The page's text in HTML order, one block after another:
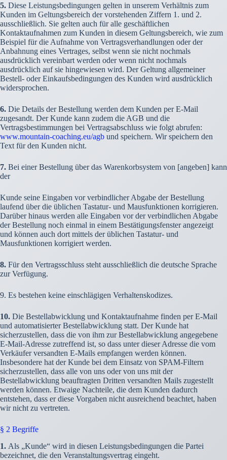
5. Diese Leistungsbedingungen gelten in unserem Verhältnis zum
Kunden im Geltungsbereich der vorstehenden Ziffern 1. und 2.
ausschließlich. Sie gelten auch für alle geschäftlichen
Kontaktaufnahmen zum Kunden in diesem Geltungsbereich, wie zum
Beispiel für die Aufnahme von Vertragsverhandlungen oder der
Anbahnung eines Vertrages, selbst wenn sie nicht nochmals
ausdrücklich vereinbart werden oder wenn nicht nochmals
ausdrücklich auf sie hingewiesen wird. Der Geltung allgemeiner
Bestell- oder Einkaufsbedingungen des Kunden wird ausdrücklich
widersprochen.
6. Die Details der Bestellung werden dem Kunden per E-Mail
zugesandt. Der Kunde kann zudem die AGB und die
Vertragsbestimmungen bei Vertragsabschluss wie folgt abrufen:
www.mountain-coaching.eu/agb und speichern. Wir speichern den
Text für den Kunden nicht.
7. Bei einer Bestellung über das Warenkorbsystem von [angeben] kann
der
Kunde seine Eingaben vor verbindlicher Abgabe der Bestellung
laufend über die üblichen Tastatur- und Mausfunktionen korrigieren.
Darüber hinaus werden alle Eingaben vor der verbindlichen Abgabe
der Bestellung noch einmal in einem Bestätigungsfenster angezeigt
und können auch dort mittels der üblichen Tastatur- und
Mausfunktionen korrigiert werden.
8. Für den Vertragsschluss steht ausschließlich die deutsche Sprache
zur Verfügung.
9. Es bestehen keine einschlägigen Verhaltenskodizes.
10. Die Bestellabwicklung und Kontaktaufnahme finden per E-Mail
und automatisierter Bestellabwicklung statt. Der Kunde hat
sicherzustellen, dass die von ihm zur Bestellabwicklung angegebene
E-Mail-Adresse zutreffend ist, so dass unter dieser Adresse die vom
Verkäufer versandten E-Mails empfangen werden können.
Insbesondere hat der Kunde bei dem Einsatz von SPAM-Filtern
sicherzustellen, dass alle von uns oder von uns mit der
Bestellabwicklung beauftragten Dritten versandten Mails zugestellt
werden können. Etwaige Nachteile, die dem Kunden dadurch
entstehen, dass er diese Vorgaben nicht ausreichend beachtet, haben
wir nicht zu vertreten.
§ 2 Begriffe
1. Als „Kunde“ wird in diesen Leistungsbedingungen die Partei
bezeichnet, die den Veranstaltungsvertrag eingeht.